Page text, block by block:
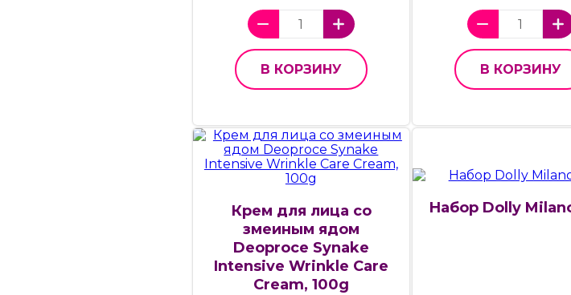
В КОРЗИНУ В КОРЗИНУ
Крем для лица со
змеиным ядом
Deoproce Synake
Intensive Wrinkle Care
Cream, 100g
Набор Dolly